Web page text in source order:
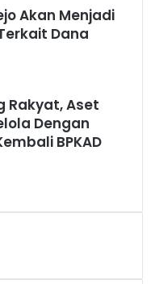
Akan Menjadi
Dana
Rakyat, Aset
Dengan
BPKAD